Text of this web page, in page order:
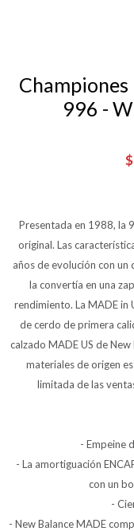
Championes
996 -
$
Presentada en 1988, la
original. Las
años de evolución con
la convertía en una
rendimiento. La MADE in
de cerdo de primera
calzado MADE US de
materiales de origen
limitada de las
- Empeine
- La amortiguación
con un
-
- New Balance MADE